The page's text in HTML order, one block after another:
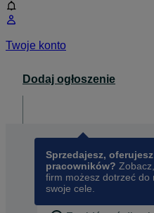
Twoje konto
Dodaj ogłoszenie
Sprzedajesz,
pracowników?
firm możesz dotrzeć
swoje cele.